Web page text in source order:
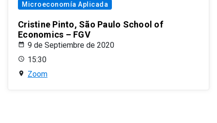
Microeconomía Aplicada
Cristine Pinto, São Paulo School of
Economics – FGV
9 de Septiembre de 2020
15:30
Zoom